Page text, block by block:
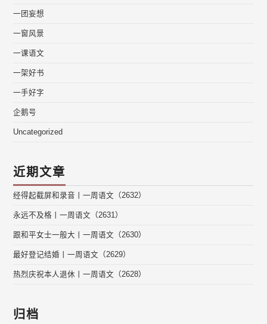
一团妄想
一窗风景
一课语文
一架好书
一手好字
企鹅号
Uncategorized
近期文章
经得起截屏和录音丨一周语文（2632）
永远不及格丨一周语文（2631）
跟和平女士一般大丨一周语文（2630）
最好登记结婚丨一周语文（2629）
热烈庆祝本人退休丨一周语文（2628）
归档